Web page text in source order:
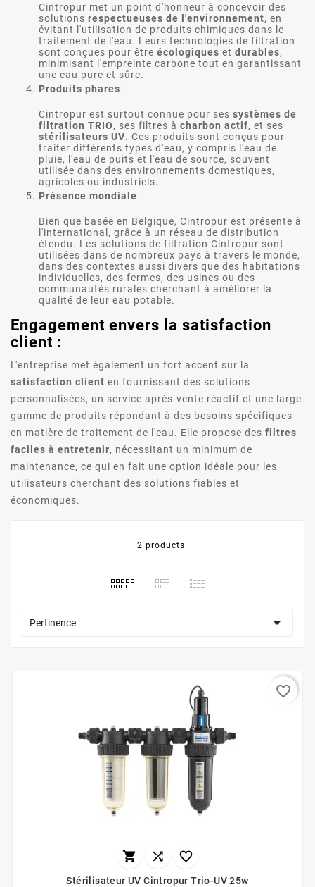
Cintropur met un point d'honneur à concevoir des
solutions respectueuses de l'environnement, en
évitant l'utilisation de produits chimiques dans le
traitement de l'eau. Leurs technologies de filtration
sont conçues pour être écologiques et durables,
minimisant l'empreinte carbone tout en garantissant
une eau pure et sûre.
Produits phares :
Cintropur est surtout connue pour ses systèmes de
filtration TRIO, ses filtres à charbon actif, et ses
stérilisateurs UV. Ces produits sont conçus pour
traiter différents types d'eau, y compris l'eau de
pluie, l'eau de puits et l'eau de source, souvent
utilisée dans des environnements domestiques,
agricoles ou industriels.
Présence mondiale :
Bien que basée en Belgique, Cintropur est présente à
l'international, grâce à un réseau de distribution
étendu. Les solutions de filtration Cintropur sont
utilisées dans de nombreux pays à travers le monde,
dans des contextes aussi divers que des habitations
individuelles, des fermes, des usines ou des
communautés rurales cherchant à améliorer la
qualité de leur eau potable.
Engagement envers la satisfaction
client :
L'entreprise met également un fort accent sur la
satisfaction client en fournissant des solutions
personnalisées, un service après-vente réactif et une large
gamme de produits répondant à des besoins spécifiques
en matière de traitement de l'eau. Elle propose des filtres
faciles à entretenir, nécessitant un minimum de
maintenance, ce qui en fait une option idéale pour les
utilisateurs cherchant des solutions fiables et
économiques.
2 products
Pertinence 
  
Stérilisateur UV Cintropur Trio-UV 25w
favorite_border